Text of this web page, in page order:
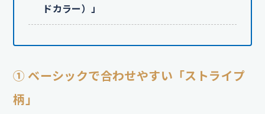
ドカラー）」
① ベーシックで合わせやすい「ストライプ
柄」